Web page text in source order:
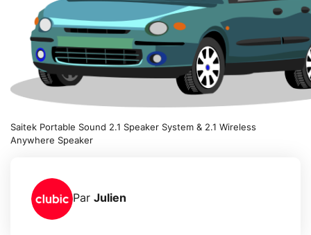
Saitek Portable Sound 2.1 Speaker System & 2.1 Wireless
Anywhere Speaker
Par Julien